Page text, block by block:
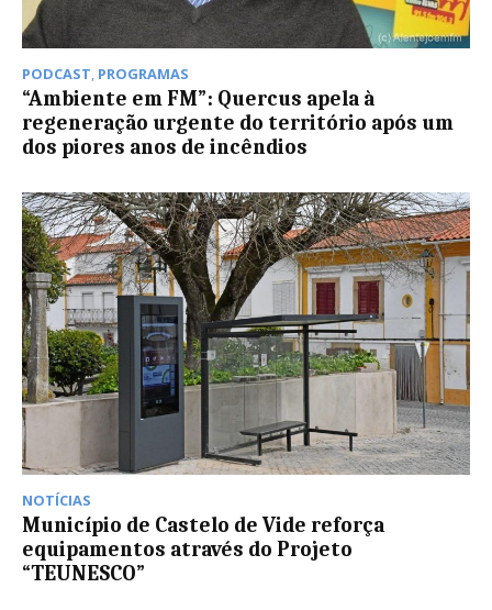
PODCAST, PROGRAMAS
“Ambiente em FM”: Quercus apela à
regeneração urgente do território após um
dos piores anos de incêndios
NOTÍCIAS
Município de Castelo de Vide reforça
equipamentos através do Projeto
“TEUNESCO”